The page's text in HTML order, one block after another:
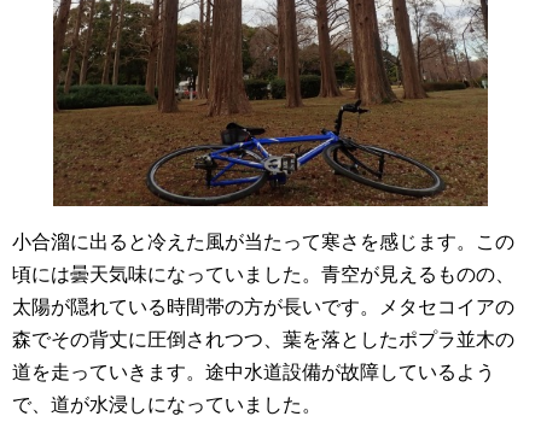
小合溜に出ると冷えた風が当たって寒さを感じます。この
頃には曇天気味になっていました。青空が見えるものの、
太陽が隠れている時間帯の方が長いです。メタセコイアの
森でその背丈に圧倒されつつ、葉を落としたポプラ並木の
道を走っていきます。途中水道設備が故障しているよう
で、道が水浸しになっていました。